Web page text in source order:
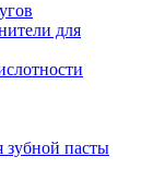
для
зубной пасты